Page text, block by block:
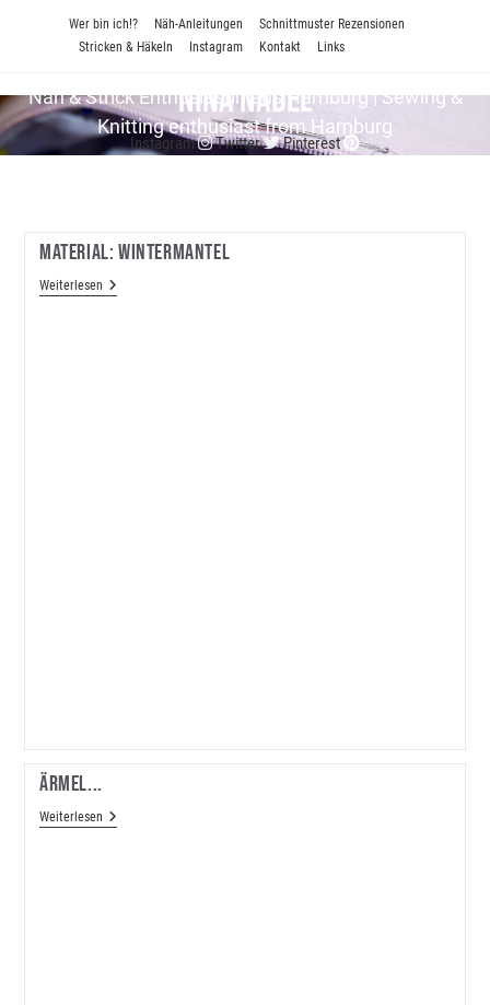
Wer bin ich!? Näh-Anleitungen
Schnittmuster Rezensionen
Stricken & Häkeln
Instagram Kontakt Links
Nina Nadel
Näh & Strick En­thu­si­as­tin aus Hamburg | Sewing &
Knitting enthusiast from Hamburg
Instagram Twitter Pinterest
Material: Wintermantel
WeiterlesenMaterial:
Ärmel...
WeiterlesenÄrmel...